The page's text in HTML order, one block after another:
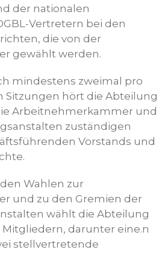
der nationalen
Vertretern bei den
die von der
gewählt werden.
mindestens zweimal pro
Sitzungen hört die Abteilung
Arbeitnehmerkammer und
zuständigen
Vorstands und
Wahlen zur
und zu den Gremien der
wählt die Abteilung
Mitgliedern, darunter eine.n
stellvertretende